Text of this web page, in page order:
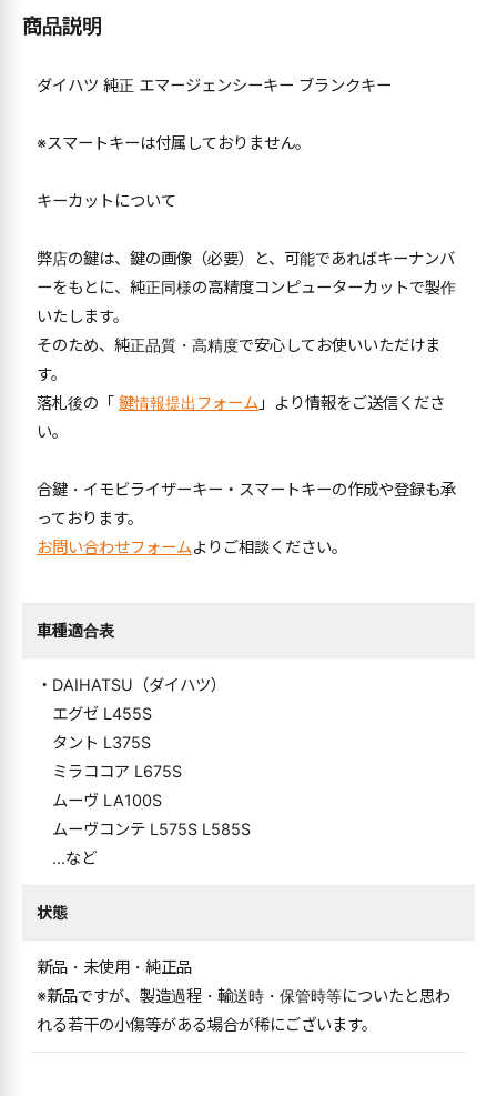
商品説明
ダイハツ 純正 エマージェンシーキー ブランクキー
※スマートキーは付属しておりません。
キーカットについて
弊店の鍵は、鍵の画像（必要）と、可能であればキーナンバ
ーをもとに、純正同様の高精度コンピューターカットで製作
いたします。
そのため、純正品質・高精度で安心してお使いいただけま
す。
落札後の「 鍵情報提出フォーム 」より情報をご送信くださ
い。
合鍵・イモビライザーキー・スマートキーの作成や登録も承
っております。
お問い合わせフォームよりご相談ください。
車種適合表
・DAIHATSU（ダイハツ）
エグゼ L455S
タント L375S
ミラココア L675S
ムーヴ LA100S
ムーヴコンテ L575S L585S
...など
状態
新品・未使用・純正品
※新品ですが、製造過程・輸送時・保管時等についたと思わ
れる若干の小傷等がある場合が稀にございます。